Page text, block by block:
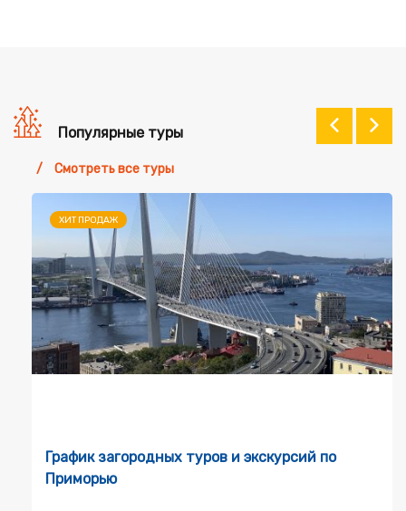
Популярные туры
Смотреть все туры
ХИТ ПРОДАЖ
График загородных туров и экскурсий по
Приморью